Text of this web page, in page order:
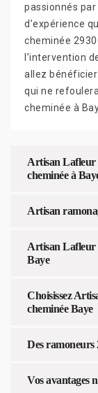
passionnés
d’expérience
cheminée
l’intervention
allez bénéficier
qui ne
cheminée à
Artisan Lafleur
cheminée à
Artisan
Artisan Lafleur
Baye
Choisissez
cheminée Baye
Des ramoneurs
Vos avantages